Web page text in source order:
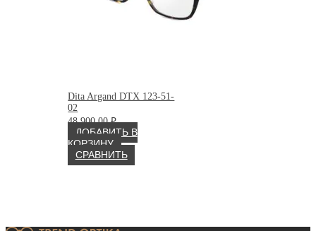
Dita Argand DTX 123-51-
02
48 900.00₽
ДОБАВИТЬ В
КОРЗИНУ
СРАВНИТЬ